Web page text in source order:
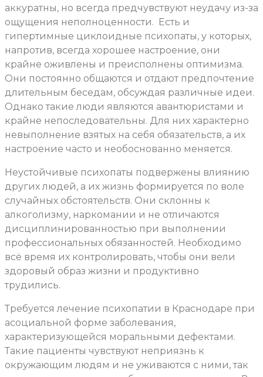
аккуратны, но всегда предчувствуют неудачу из-за
ощущения неполноценности. Есть и
гипертимные циклоидные психопаты, у которых,
напротив, всегда хорошее настроение, они
крайне оживлены и преисполнены оптимизма.
Они постоянно общаются и отдают предпочтение
длительным беседам, обсуждая различные идеи.
Однако такие люди являются авантюристами и
крайне непоследовательны. Для них характерно
невыполнение взятых на себя обязательств, а их
настроение часто и необоснованно меняется.
Неустойчивые психопаты подвержены влиянию
других людей, а их жизнь формируется по воле
случайных обстоятельств. Они склонны к
алкоголизму, наркомании и не отличаются
дисциплинированностью при выполнении
профессиональных обязанностей. Необходимо
всё время их контролировать, чтобы они вели
здоровый образ жизни и продуктивно
трудились.
Требуется лечение психопатии в Краснодаре при
асоциальной форме заболевания,
характеризующейся моральными дефектами.
Такие пациенты чувствуют неприязнь к
окружающим людям и не уживаются с ними, так